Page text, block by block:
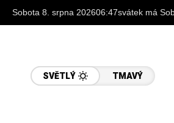
Sobota 8. srpna 202606:47svátek má
SVĚTLÝ TMAVÝ